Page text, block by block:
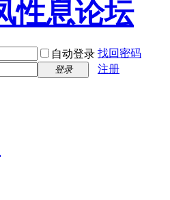
自动登录 找回密码
登录 注册